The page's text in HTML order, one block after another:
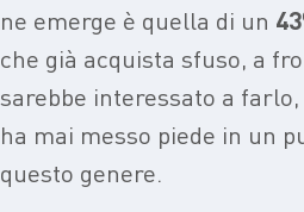
ne emerge è quella di un
che già acquista sfuso, a
sarebbe interessato a
ha mai messo piede in un
questo genere.